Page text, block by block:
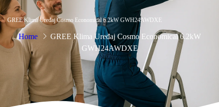
GREE Klima Uređaj Cosmo Economical 6.2kW GWH24AWDXE
Home
GREE Klima Uređaj Cosmo Economical 6.2kW
GWH24AWDXE